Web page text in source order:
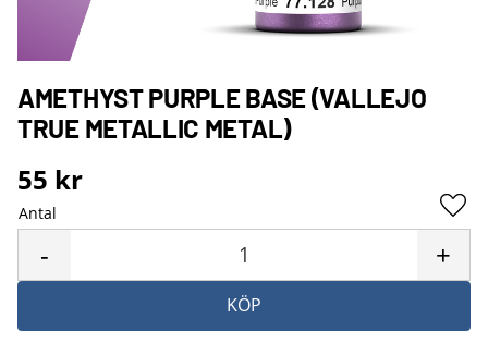
AMETHYST PURPLE BASE (VALLEJO
TRUE METALLIC METAL)
55 kr
Antal
+
-
KÖP